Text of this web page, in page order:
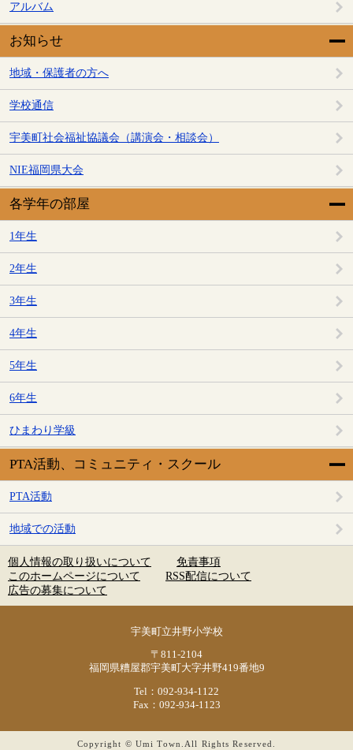
アルバム
お知らせ
地域・保護者の方へ
学校通信
宇美町社会福祉協議会（講演会・相談会）
NIE福岡県大会
各学年の部屋
1年生
2年生
3年生
4年生
5年生
6年生
ひまわり学級
PTA活動、コミュニティ・スクール
PTA活動
地域での活動
個人情報の取り扱いについて
免責事項
このホームページについて
RSS配信について
広告の募集について
宇美町立井野小学校
〒811-2104
福岡県糟屋郡宇美町大字井野419番地9
Tel：092-934-1122
Fax：092-934-1123
Copyright © Umi Town.All Rights Reserved.